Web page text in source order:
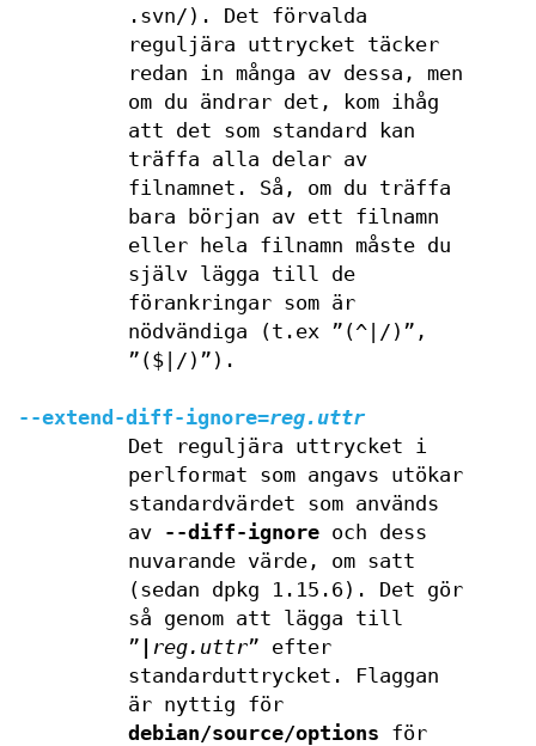
.svn/). Det förvalda
reguljära uttrycket täcker
redan in många av dessa, men
om du ändrar det, kom ihåg
att det som standard kan
träffa alla delar av
filnamnet. Så, om du träffa
bara början av ett filnamn
eller hela filnamn måste du
själv lägga till de
förankringar som är
nödvändiga (t.ex ”(^|/)”,
”($|/)”).
--extend-diff-ignore=reg.uttr
Det reguljära uttrycket i
perlformat som angavs utökar
standardvärdet som används
av
--diff-ignoreoch dess
nuvarande värde, om satt
(sedan dpkg 1.15.6). Det gör
så genom att lägga till
”
reg.uttr” efter
standarduttrycket. Flaggan
är nyttig för
debian/source/options för